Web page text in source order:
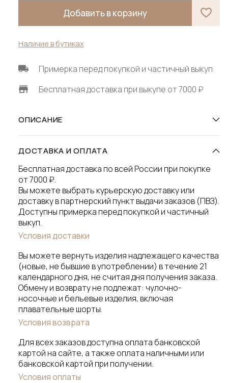
Добавить в корзину
Наличие в бутиках
Примерка перед покупкой и частичный выкуп
Бесплатная доставка при выкупе от 7000 ₽
ОПИСАНИЕ
ДОСТАВКА И ОПЛАТА
Бесплатная доставка по всей России при покупке
от 7000 ₽.
Вы можете выбрать курьерскую доставку или
доставку в партнерский пункт выдачи заказов (ПВЗ).
Доступны примерка перед покупкой и частичный
выкуп.
Условия доставки
Вы можете вернуть изделия надлежащего качества
(новые, не бывшие в употреблении) в течение 21
календарного дня, не считая дня получения заказа.
Обмену и возврату не подлежат: чулочно-
носочные и бельевые изделия, включая
плавательные шорты.
Условия возврата
Для всех заказов доступна оплата банковской
картой на сайте, а также оплата наличными или
банковской картой при получении.
Условия оплаты